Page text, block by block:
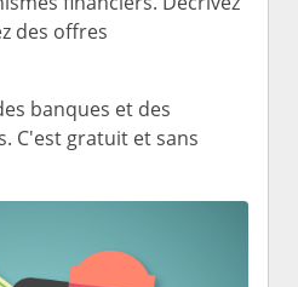
des offres
banques et des
C'est gratuit et sans